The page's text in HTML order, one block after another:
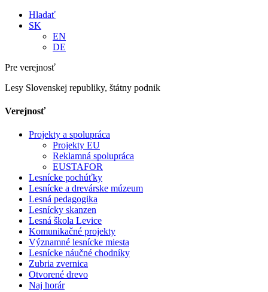
Hladať
SK
EN
DE
Pre verejnosť
Lesy Slovenskej republiky, štátny podnik
Verejnosť
Projekty a spolupráca
Projekty EU
Reklamná spolupráca
EUSTAFOR
Lesnícke pochúťky
Lesnícke a drevárske múzeum
Lesná pedagogika
Lesnícky skanzen
Lesná škola Levice
Komunikačné projekty
Významné lesnícke miesta
Lesnícke náučné chodníky
Zubria zvernica
Otvorené drevo
Naj horár